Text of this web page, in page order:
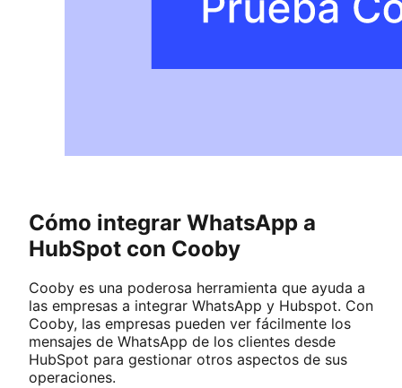
Cómo integrar WhatsApp a
HubSpot con Cooby
Cooby es una poderosa herramienta que ayuda a
las empresas a integrar WhatsApp y Hubspot. Con
Cooby, las empresas pueden ver fácilmente los
mensajes de WhatsApp de los clientes desde
HubSpot para gestionar otros aspectos de sus
operaciones.